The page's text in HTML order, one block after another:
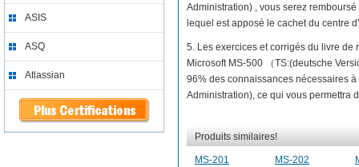
ASIS
ASQ
Atlassian
Administration) , vous serez
lequel est apposé le cachet du centre
5. Les exercices et corrigés du livre de
Microsoft MS-500 （TS:(deutsche
96% des connaissances nécessaires
Administration), ce qui vous permettra
Produits similaires!
MS-201 MS-202